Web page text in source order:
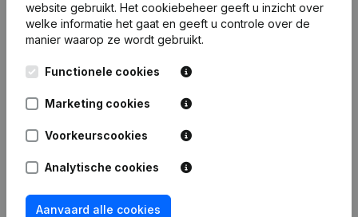
Probeer gratis Meer ontdekken
Publicaties van Huis van Ben
Datum Publicatie
website gebruikt. Het cookiebeheer geeft u inzicht over
welke informatie het gaat en geeft u controle over de
manier waarop ze wordt gebruikt.
Functionele cookies
Marketing cookies
Voorkeurscookies
Analytische cookies
Aanvaard alle cookies